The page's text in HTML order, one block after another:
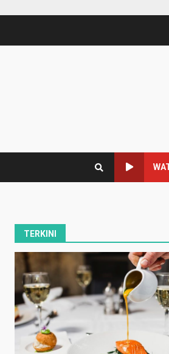
TERKINI